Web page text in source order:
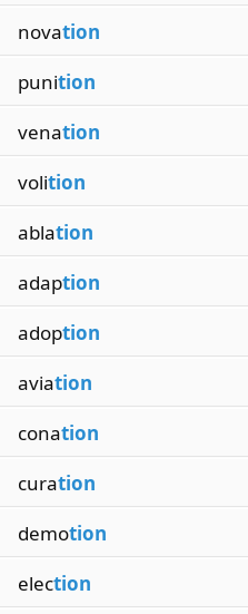
novation
punition
venation
volition
ablation
adaption
adoption
aviation
conation
curation
demotion
election